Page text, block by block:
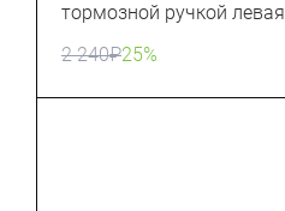
тормозной ручкой левая
2 240₽25%